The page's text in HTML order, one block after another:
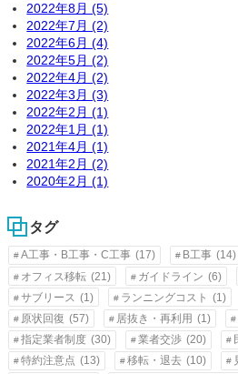
2022年8月 (5)
2022年7月 (2)
2022年6月 (4)
2022年5月 (2)
2022年4月 (2)
2022年3月 (3)
2022年2月 (1)
2022年1月 (1)
2021年4月 (1)
2021年2月 (2)
2020年2月 (1)
タグ
A工事・B工事・C工事 (17) B工事 (14)
オフィス移転 (21) ガイドライン (6)
サブリース (1) ランニングコスト (1)
原状回復 (57) 居抜き・再利用 (1)
指定業者制度 (30) 業者交渉 (20)
特約注意点 (13) 移転・退去 (10)